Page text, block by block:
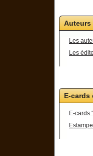
Auteurs
Les
Les
E-cards
E-cards